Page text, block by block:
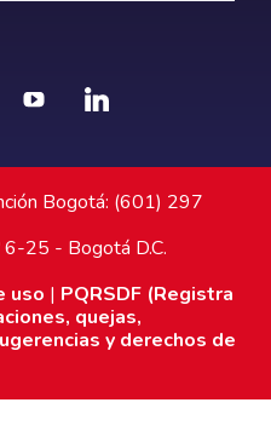
Bogotá: (601) 297
6-25 - Bogotá D.C.
uso | PQRSDF (Registra
quejas,
y derechos de